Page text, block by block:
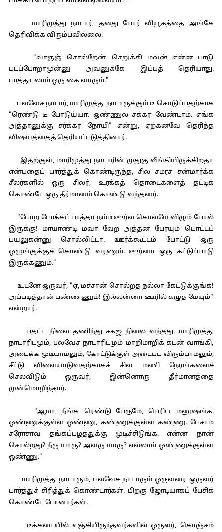
மாரிமுத்து நாடார், தனது போர் வியூகத்தை அங்கே
தெரிவிக்க விரும்பவில்லை.
"வாருஞ் சொல்றேன். செறுக்கி மவன் என்ன பாடு
படப்போறாமுன்னு அவனுக்கே இப்பத் தெரியாது.
பாத்துடலாம் ஒரு கை வாரும்."
பலவேச நாடார், மாரிமுத்து நாடாருக்கும் டீ கொடுப்பதற்காக
"ரெண்டு டீ போடுய்யா. ஒண்ணுல சக்கர வேண்டாம். எங்க
அத்தானுக்கு சர்க்கர நோயி" என்று, ஏற்கனவே தெரிந்த
விஷயத்தைத் தெரியப்படுத்தினார்.
இதற்குள், மாரிமுத்து நாடாரின் முதுகு வீங்கியிருக்கிறதா
என்பதைப் பார்த்துக் கொண்டிருந்த, சில சமரச சன்மார்க்க
சீலர்களில் ஒரு சிலர், உரக்கத் தொடைகளைத் தட்டிக்
கொண்டே ஒரு தீர்மானம் கொண்டு வந்தனர்.
"போற போக்கப் பாத்தா நம்ம ஊர்ல கொலயே விழும் போல்
இருக்கு! மாயாண்டி மவா வேற அத்தன பேரயும் பொட்டப்
பயலுகன்னு சொல்லிட்டா. ஊர்க்கூட்டம் போட்டு ஒரு
ஒழுங்குக்குக் கொண்டு வரணும். ஊர்னா ஒரு கட்டுப்பாடு
இருக்கணும்."
உடனே ஒருவர், "ஏ, மச்சான் சொல்றத நல்லா கேட்டுக்குங்க!
அப்படித்தான் பண்ணணும்! இல்லன்னா ஊரில் கழுத மேயும்"
என்றார்.
பதட்ட நிலை தணிந்து சகஜ நிலை வந்தது. மாரிமுத்து
நாடாரிடமும், பலவேச நாடாரிடமும் மாறிமாறிக் கடன் வாங்கி,
அடைக்க முடியாமலும், கோட்டுக்குள் அடைபட விரும்பாமலும்,
சீட்டு விளையாடுவதற்காகச் சில மணி நேரங்களைச்
செலவிடும் ஒருவர், இன்னொரு தீர்மானத்தை
முன்மொழிந்தார்.
"ஆமா, நீங்க ரெண்டு பேருமே, பெரிய மனுஷங்க.
ஒண்ணுக்குள்ள ஒண்ணு, கண்ணுக்குள்ள கண்ணு. பேசாம
சரோசாவ தங்கப்பழத்துக்கு முடிச்சிடுங்க. என்ன நான்
சொல்றது? நீரு யாரு? அவரு யாரு? எல்லாம் ஒண்ணுக்குள்ள
ஒண்ணு."
மாரிமுத்து நாடாரும், பலவேச நாடாரும் ஒருவரை ஒருவர்
பார்த்துச் சிரித்துக் கொண்டார்கள். பிறகு ஜோடியாகப் பேசிக்
கொண்டே போனார்கள்.
டீக்கடையில் எஞ்சியிருந்தவர்களில் ஒருவர், கொஞ்சம்